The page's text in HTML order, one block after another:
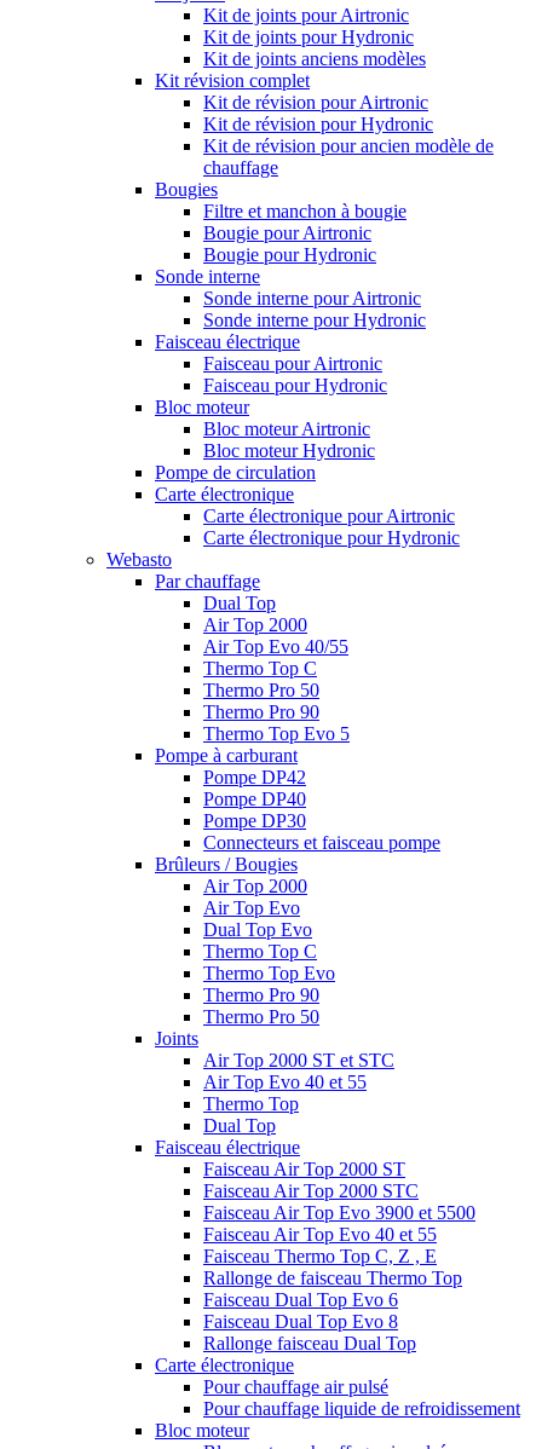
Kit de joints pour Airtronic
Kit de joints pour Hydronic
Kit de joints anciens modèles
Kit révision complet
Kit de révision pour Airtronic
Kit de révision pour Hydronic
Kit de révision pour ancien modèle de
chauffage
Bougies
Filtre et manchon à bougie
Bougie pour Airtronic
Bougie pour Hydronic
Sonde interne
Sonde interne pour Airtronic
Sonde interne pour Hydronic
Faisceau électrique
Faisceau pour Airtronic
Faisceau pour Hydronic
Bloc moteur
Bloc moteur Airtronic
Bloc moteur Hydronic
Pompe de circulation
Carte électronique
Carte électronique pour Airtronic
Carte électronique pour Hydronic
Webasto
Par chauffage
Dual Top
Air Top 2000
Air Top Evo 40/55
Thermo Top C
Thermo Pro 50
Thermo Pro 90
Thermo Top Evo 5
Pompe à carburant
Pompe DP42
Pompe DP40
Pompe DP30
Connecteurs et faisceau pompe
Brûleurs / Bougies
Air Top 2000
Air Top Evo
Dual Top Evo
Thermo Top C
Thermo Top Evo
Thermo Pro 90
Thermo Pro 50
Joints
Air Top 2000 ST et STC
Air Top Evo 40 et 55
Thermo Top
Dual Top
Faisceau électrique
Faisceau Air Top 2000 ST
Faisceau Air Top 2000 STC
Faisceau Air Top Evo 3900 et 5500
Faisceau Air Top Evo 40 et 55
Faisceau Thermo Top C, Z , E
Rallonge de faisceau Thermo Top
Faisceau Dual Top Evo 6
Faisceau Dual Top Evo 8
Rallonge faisceau Dual Top
Carte électronique
Pour chauffage air pulsé
Pour chauffage liquide de refroidissement
Bloc moteur